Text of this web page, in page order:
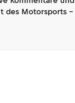
des Motorsports